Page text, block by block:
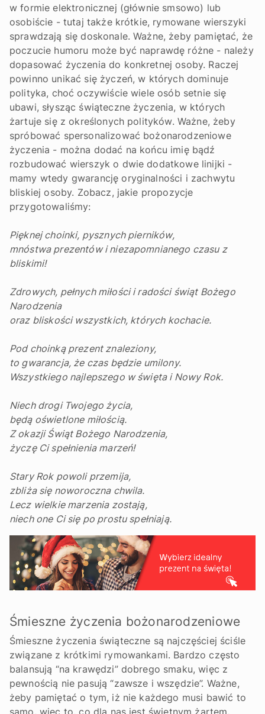
w formie elektronicznej (głównie smsowo) lub
osobiście - tutaj także krótkie, rymowane wierszyki
sprawdzają się doskonale. Ważne, żeby pamiętać, że
poczucie humoru może być naprawdę różne - należy
dopasować życzenia do konkretnej osoby. Raczej
powinno unikać się życzeń, w których dominuje
polityka, choć oczywiście wiele osób setnie się
ubawi, słysząc świąteczne życzenia, w których
żartuje się z określonych polityków. Ważne, żeby
spróbować spersonalizować bożonarodzeniowe
życzenia - można dodać na końcu imię bądź
rozbudować wierszyk o dwie dodatkowe linijki -
mamy wtedy gwarancję oryginalności i zachwytu
bliskiej osoby. Zobacz, jakie propozycje
przygotowaliśmy:
Pięknej choinki, pysznych pierników,
mnóstwa prezentów i niezapomnianego czasu z
bliskimi!
Zdrowych, pełnych miłości i radości świąt Bożego
Narodzenia
oraz bliskości wszystkich, których kochacie.
Pod choinką prezent znaleziony,
to gwarancja, że czas będzie umilony.
Wszystkiego najlepszego w święta i Nowy Rok.
Niech drogi Twojego życia,
będą oświetlone miłością.
Z okazji Świąt Bożego Narodzenia,
życzę Ci spełnienia marzeń!
Stary Rok powoli przemija,
zbliża się noworoczna chwila.
Lecz wielkie marzenia zostają,
niech one Ci się po prostu spełniają.
Śmieszne życzenia bożonarodzeniowe
Śmieszne życzenia świąteczne są najczęściej ściśle
związane z krótkimi rymowankami. Bardzo często
balansują “na krawędzi” dobrego smaku, więc z
pewnością nie pasują “zawsze i wszędzie”. Ważne,
żeby pamiętać o tym, iż nie każdego musi bawić to
samo, więc to, co dla nas jest świetnym żartem,